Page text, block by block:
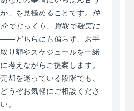
か」を見極めることです。 仲
介でじっくり、買取で確実に
――どちらにも偏らず、お手
取り額やスケジュールを一緒
に考えながらご提案します。
売却を迷っている段階でも、
どうぞお気軽にご相談くださ
い。